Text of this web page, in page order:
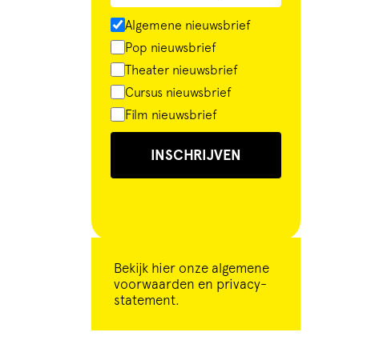
Algemene nieuwsbrief
Pop nieuwsbrief
Theater nieuwsbrief
Cursus nieuwsbrief
Film nieuwsbrief
INSCHRIJVEN
Bekijk hier onze algemene
voorwaarden en privacy-
statement.